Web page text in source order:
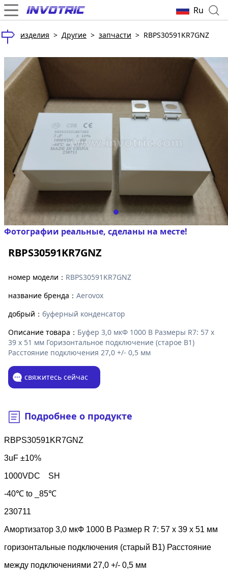
Ru
изделия > Другие > запчасти > RBPS30591KR7GNZ
Фотографии реальные, сделаны на месте!
RBPS30591KR7GNZ
номер модели： RBPS30591KR7GNZ
название бренда： Aerovox
добрый： буферный конденсатор
Описание товара： Буфер 3,0 мкФ 1000 В Размеры R7: 57 x
39 x 51 мм Горизонтальное подключение (старое B1)
Расстояние подключения 27,0 +/- 0,5 мм
свяжитесь сейчас
Подробнее о продукте
RBPS30591KR7GNZ
3uF ±10%
1000VDC SH
-40℃ to _85℃
230711
Амортизатор 3,0 мкФ 1000 В Размер R 7: 57 x 39 x 51 мм
горизонтальные подключения (старый B1) Расстояние
между подключениями 27,0 +/- 0,5 мм